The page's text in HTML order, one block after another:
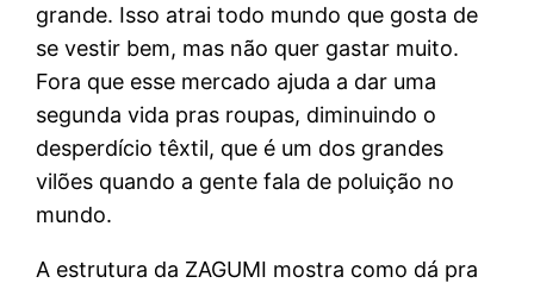
grande. Isso atrai todo mundo que gosta de
se vestir bem, mas não quer gastar muito.
Fora que esse mercado ajuda a dar uma
segunda vida pras roupas, diminuindo o
desperdício têxtil, que é um dos grandes
vilões quando a gente fala de poluição no
mundo.
A estrutura da ZAGUMI mostra como dá pra